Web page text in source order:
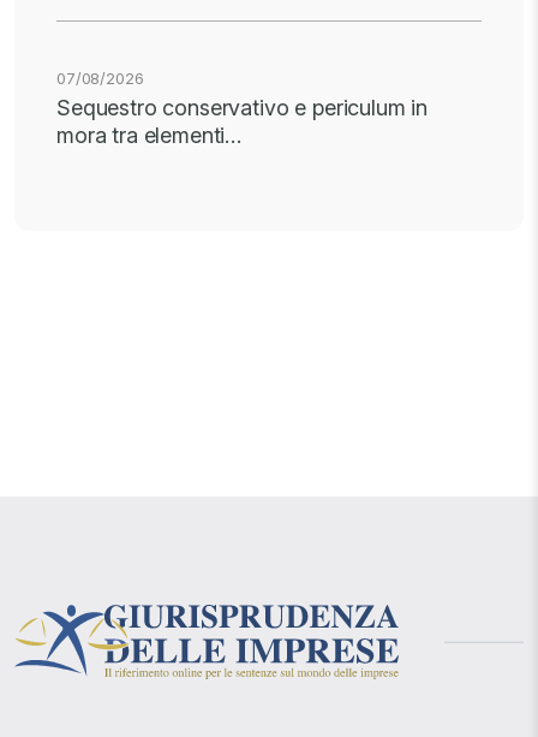
07/08/2026
Sequestro conservativo e periculum in
mora tra elementi…